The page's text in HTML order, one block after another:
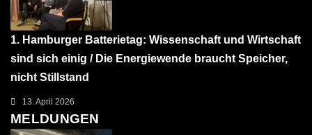
1. Hamburger Batterietag: Wissenschaft und Wirtschaft
sind sich einig / Die Energiewende braucht Speicher,
nicht Stillstand
13. April 2026
MELDUNGEN